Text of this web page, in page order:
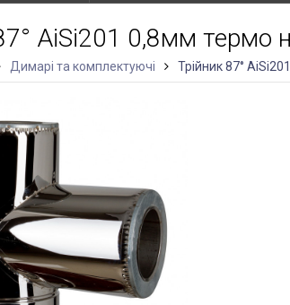
AiSi201 0,8мм
Димарі та комплектуючі Трійник 87°